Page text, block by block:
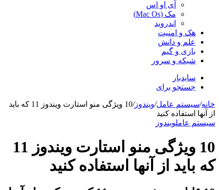
آی او اس
مک (Mac Os)
اندروید
هک و امنیت
علم و دانش
بازی و گیم
شبکه و سرور
سایدبار
جستجو برای
خانه/سیستم عامل/ویندوز/
10 ویژگی منو استارت ویندوز 11 که باید
از آنها استفاده کنید
سیستم عاملویندوز
10 ویژگی منو استارت ویندوز 11
که باید از آنها استفاده کنید